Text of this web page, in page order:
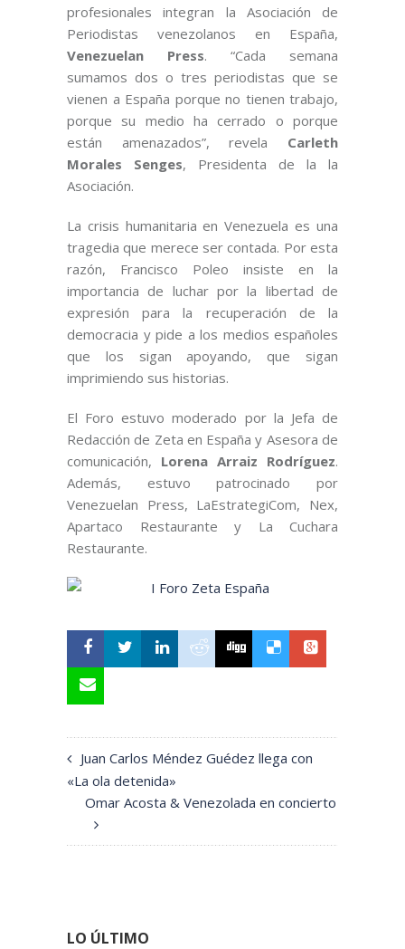
profesionales integran la Asociación de
Periodistas venezolanos en España,
Venezuelan Press. “Cada semana
sumamos dos o tres periodistas que se
vienen a España porque no tienen trabajo,
porque su medio ha cerrado o porque
están amenazados”, revela Carleth
Morales Senges, Presidenta de la la
Asociación.
La crisis humanitaria en Venezuela es una
tragedia que merece ser contada. Por esta
razón, Francisco Poleo insiste en la
importancia de luchar por la libertad de
expresión para la recuperación de la
democracia y pide a los medios españoles
que los sigan apoyando, que sigan
imprimiendo sus historias.
El Foro estuvo moderado por la Jefa de
Redacción de Zeta en España y Asesora de
comunicación, Lorena Arraiz Rodríguez.
Además, estuvo patrocinado por
Venezuelan Press, LaEstrategiCom, Nex,
Apartaco Restaurante y La Cuchara
Restaurante.
Juan Carlos Méndez Guédez llega con
«La ola detenida»
Omar Acosta & Venezolada en concierto
LO ÚLTIMO